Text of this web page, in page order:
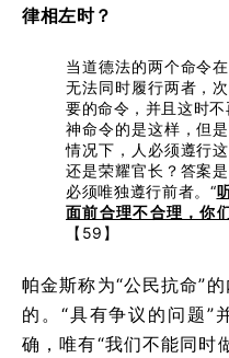
律相左时？
当道德法的两个命令
无法同时履行两者，
要的命令，并且这时不
神命令的是这样，但
情况下，人必须遵行
还是荣耀官长？答案
必须唯独遵行前者。“
面前合理不合理，你
【59】
帕金斯称为“公民抗命”
的。“具有争议的问题”
确，唯有“我们不能同时